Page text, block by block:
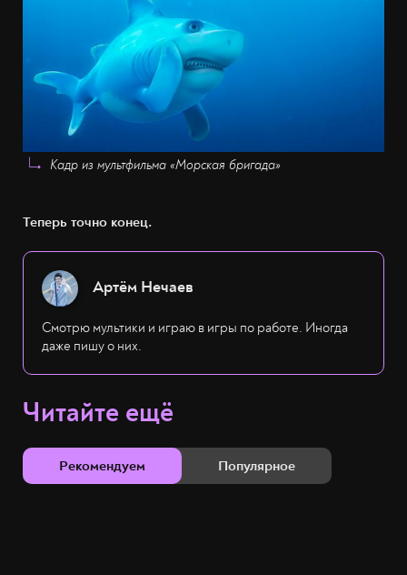
Кадр из мультфильма «Морская бригада»
Теперь точно конец.
Артём Нечаев
Смотрю мультики и играю в игры по работе. Иногда
даже пишу о них.
Читайте ещё
Рекомендуем Популярное